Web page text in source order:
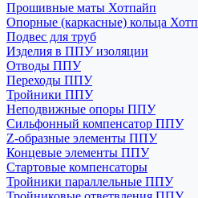
Прошивные маты Хотпайп
Опорные (каркасные) кольца
Подвес для труб
Изделия в ППУ изоляции
Отводы ППУ
Переходы ППУ
Тройники ППУ
Неподвижные опоры ППУ
Cильфонный компенсатор ППУ
Z-образные элементы ППУ
Концевые элементы ППУ
Стартовые компенсаторы
Тройники параллельные ППУ